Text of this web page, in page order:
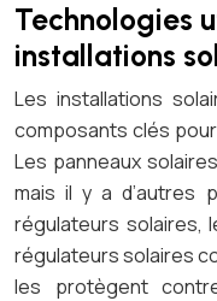
Technologies
installations
Les installations
composants clés
Les panneaux
mais il y a d’autres
régulateurs solaires,
régulateurs solaires
les protègent